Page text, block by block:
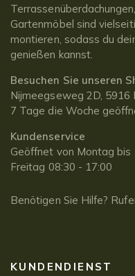
Gartenmöbel sind
montieren, sodass du
genießen kannst.
Besuchen Sie unseren
Nijmeegseweg 2D, 5916
7 Tage die Woche
Kundenservice
Geöffnet von Montag bis
Freitag 08:30 - 17:00
Benötigen Sie Hilfe?
KUNDENDIENST